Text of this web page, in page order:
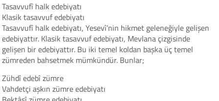
Tasavvufî halk edebiyatı
Klasik tasavvuf edebiyatı
Tasavvufî halk edebiyatı, Yesevî’nin hikmet geleneğiyle gelişen
edebiyattır. Klasik tasavvuf edebiyatı, Mevlana çizgisinde
gelişen bir edebiyattır. Bu iki temel koldan başka üç temel
zümreden bahsetmek mümkündür. Bunlar;
Zühdî edebî zümre
Vahdetçi aşkın zümre edebiyatı